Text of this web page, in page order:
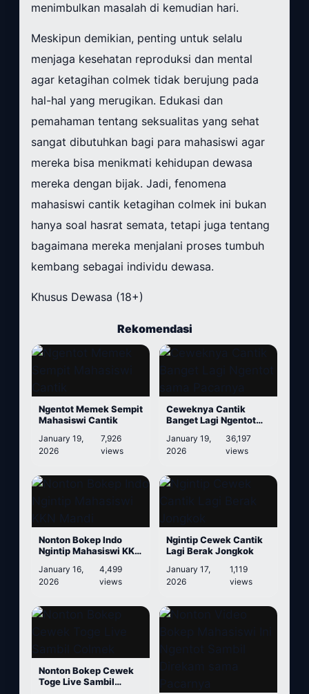
menimbulkan masalah di kemudian hari.
Meskipun demikian, penting untuk selalu
menjaga kesehatan reproduksi dan mental
agar ketagihan colmek tidak berujung pada
hal-hal yang merugikan. Edukasi dan
pemahaman tentang seksualitas yang sehat
sangat dibutuhkan bagi para mahasiswi agar
mereka bisa menikmati kehidupan dewasa
mereka dengan bijak. Jadi, fenomena
mahasiswi cantik ketagihan colmek ini bukan
hanya soal hasrat semata, tetapi juga tentang
bagaimana mereka menjalani proses tumbuh
kembang sebagai individu dewasa.
Khusus Dewasa (18+)
Rekomendasi
Ngentot Memek Sempit
Mahasiswi Cantik
January 19,
2026
7,926
views
Ceweknya Cantik
Banget Lagi Ngentot
January 19,
2026
36,197
views
Nonton Bokep Indo
Ngintip Mahasiswi KKN
January 16,
2026
4,499
views
Ngintip Cewek Cantik
Lagi Berak Jongkok
January 17,
2026
1,119
views
Nonton Bokep Cewek
Toge Live Sambil